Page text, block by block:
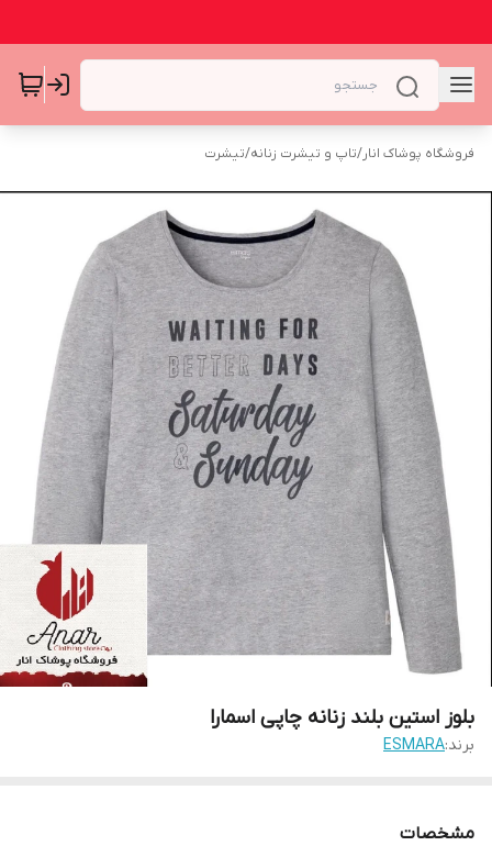
فروشگاه پوشاک انار/تاپ و تیشرت زنانه/تیشرت
بلوز استین بلند زنانه چاپی اسمارا
برند:ESMARA
مشخصات